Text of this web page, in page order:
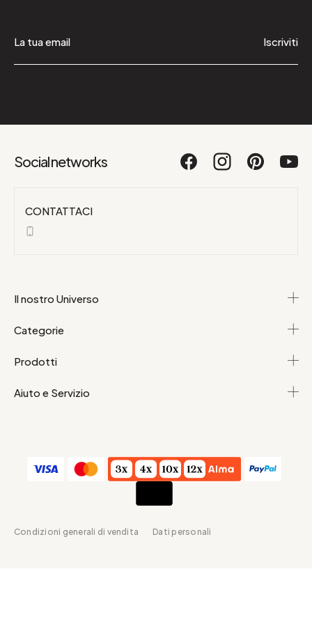
Iscriviti
Social networks
CONTATTACI
Il nostro Universo
Categorie
Prodotti
Aiuto e Servizio
Condizioni generali di vendita Dati personali